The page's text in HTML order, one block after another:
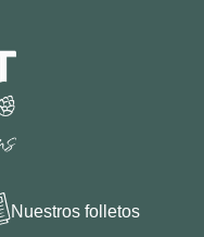
Nuestros folletos